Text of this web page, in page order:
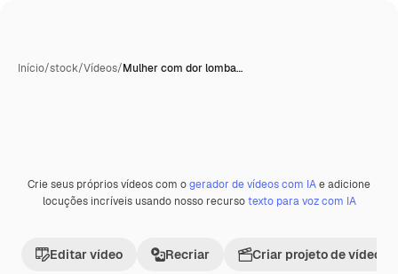
Início/stock/Vídeos/Mulher com dor lomba…
Premium
Crie seus próprios vídeos com ogerador de vídeos com IAe adicione
locuções incríveis usando nosso recursotexto para voz com IA
Editar vídeo Recriar Criar projeto de vídeo